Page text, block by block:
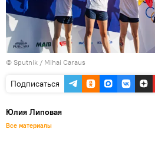
© Sputnik / Mihai Caraus
Подписаться
Юлия Липовая
Все материалы